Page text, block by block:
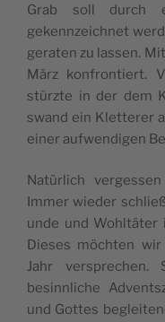
Grab soll durch
gekennze­ich­net
ger­at­en zu lassen.
März kon­fron­tiert.
stürzte in der dem
swand ein Klet­ter­er
ein­er aufwendi­gen
Natür­lich
Immer wieder
unde und
Dieses möcht­en
Jahr
besinnliche
und Gottes